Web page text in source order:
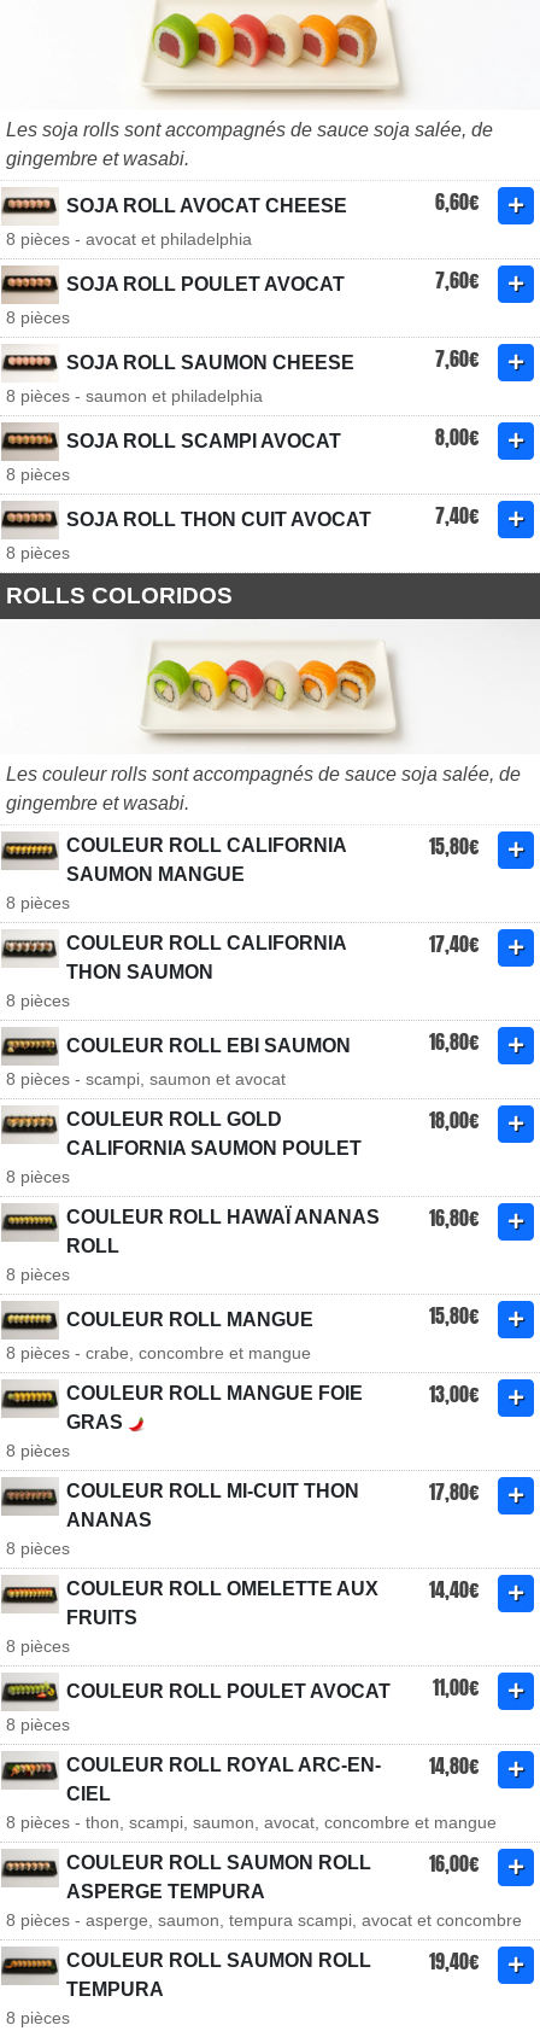
Les soja rolls sont accompagnés de sauce soja salée, de
gingembre et wasabi.
SOJA ROLL AVOCAT CHEESE 6,60€
8 pièces - avocat et philadelphia
SOJA ROLL POULET AVOCAT 7,60€
8 pièces
SOJA ROLL SAUMON CHEESE 7,60€
8 pièces - saumon et philadelphia
SOJA ROLL SCAMPI AVOCAT 8,00€
8 pièces
SOJA ROLL THON CUIT AVOCAT 7,40€
8 pièces
ROLLS COLORIDOS
Les couleur rolls sont accompagnés de sauce soja salée, de
gingembre et wasabi.
COULEUR ROLL CALIFORNIA
SAUMON MANGUE
15,80€
8 pièces
COULEUR ROLL CALIFORNIA
THON SAUMON
17,40€
8 pièces
COULEUR ROLL EBI SAUMON 16,80€
8 pièces - scampi, saumon et avocat
COULEUR ROLL GOLD
CALIFORNIA SAUMON POULET
18,00€
8 pièces
COULEUR ROLL HAWAÏ ANANAS
ROLL
16,80€
8 pièces
COULEUR ROLL MANGUE 15,80€
8 pièces - crabe, concombre et mangue
COULEUR ROLL MANGUE FOIE
GRAS
13,00€
8 pièces
COULEUR ROLL MI-CUIT THON
ANANAS
17,80€
8 pièces
COULEUR ROLL OMELETTE AUX
FRUITS
14,40€
8 pièces
COULEUR ROLL POULET AVOCAT 11,00€
8 pièces
COULEUR ROLL ROYAL ARC-EN-
CIEL
14,80€
8 pièces - thon, scampi, saumon, avocat, concombre et mangue
COULEUR ROLL SAUMON ROLL
ASPERGE TEMPURA
16,00€
8 pièces - asperge, saumon, tempura scampi, avocat et concombre
COULEUR ROLL SAUMON ROLL
TEMPURA
19,40€
8 pièces